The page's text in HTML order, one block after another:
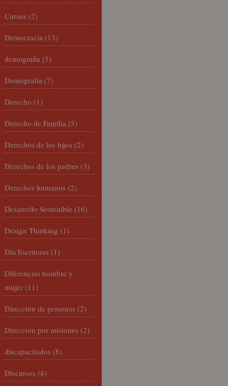
Cursos (2)
Democracia (13)
demografia (5)
Demografía (7)
Derecho (1)
Derecho de Familia (5)
Derechos de los hijos (2)
Derechos de los padres (3)
Derechos humanos (2)
Desarrollo Sostenible (16)
Design Thinking (1)
Día Escritoras (1)
Diferencias hombre y
mujer (11)
Dirección de personas (2)
Dirección por misiones (2)
discapacitados (8)
Discursos (4)